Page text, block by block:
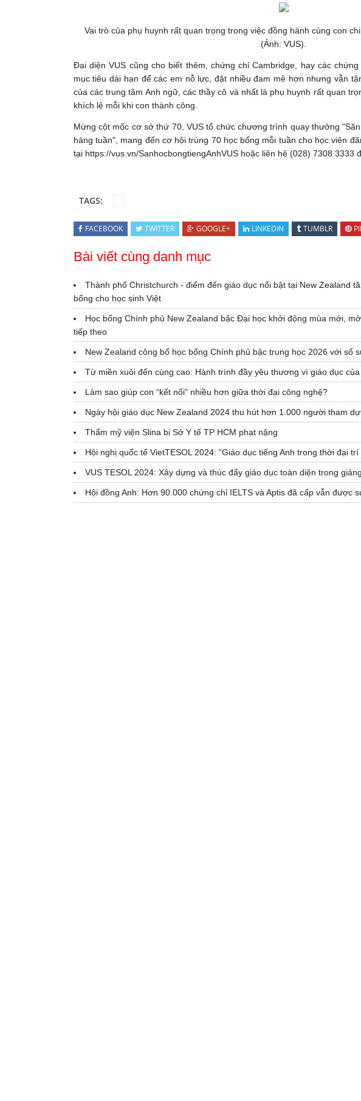
Vai trò của phụ huynh rất quan trọng trong việc đồng hành cùng con
(Ảnh: VUS).
Đại diện VUS cũng cho biết thêm, chứng chỉ Cambridge, hay các
mục tiêu dài hạn để các em nỗ lực, đặt nhiều đam mê hơn nhưng vẫn
của các trung tâm Anh ngữ, các thầy cô và nhất là phụ huynh rất quan
khích lệ mỗi khi con thành công.
Mừng cột mốc cơ sở thứ 70, VUS tổ chức chương trình quay thưởng
hàng tuần", mang đến cơ hội trúng 70 học bổng mỗi tuần cho học viên
tại https://vus.vn/SanhocbongtiengAnhVUShoặc liên hệ (028) 7308 3333
TAGS:
FACEBOOK TWITTER GOOGLE+ LINKEDIN TUMBLR
Bài viết cùng danh mục
Thành phố Christchurch - điểm đến giáo dục nổi bật tại New Zealand
bổng cho học sinh Việt
Học bổng Chính phủ New Zealand bậc Đại học khởi động mùa mới,
tiếp theo
New Zealand công bố học bổng Chính phủ bậc trung học 2026 với số
Từ miền xuôi đến cùng cao: Hành trình đầy yêu thương vì giáo dục của
Làm sao giúp con “kết nối" nhiều hơn giữa thời đại công nghệ?
Ngày hội giáo dục New Zealand 2024 thu hút hơn 1.000 người tham dự
Thẩm mỹ viện Slina bị Sở Y tế TP HCM phạt nặng
Hội nghị quốc tế VietTESOL 2024: “Giáo dục tiếng Anh trong thời đại trí
VUS TESOL 2024: Xây dựng và thúc đẩy giáo dục toàn diện trong
Hội đồng Anh: Hơn 90.000 chứng chỉ IELTS và Aptis đã cấp vẫn được